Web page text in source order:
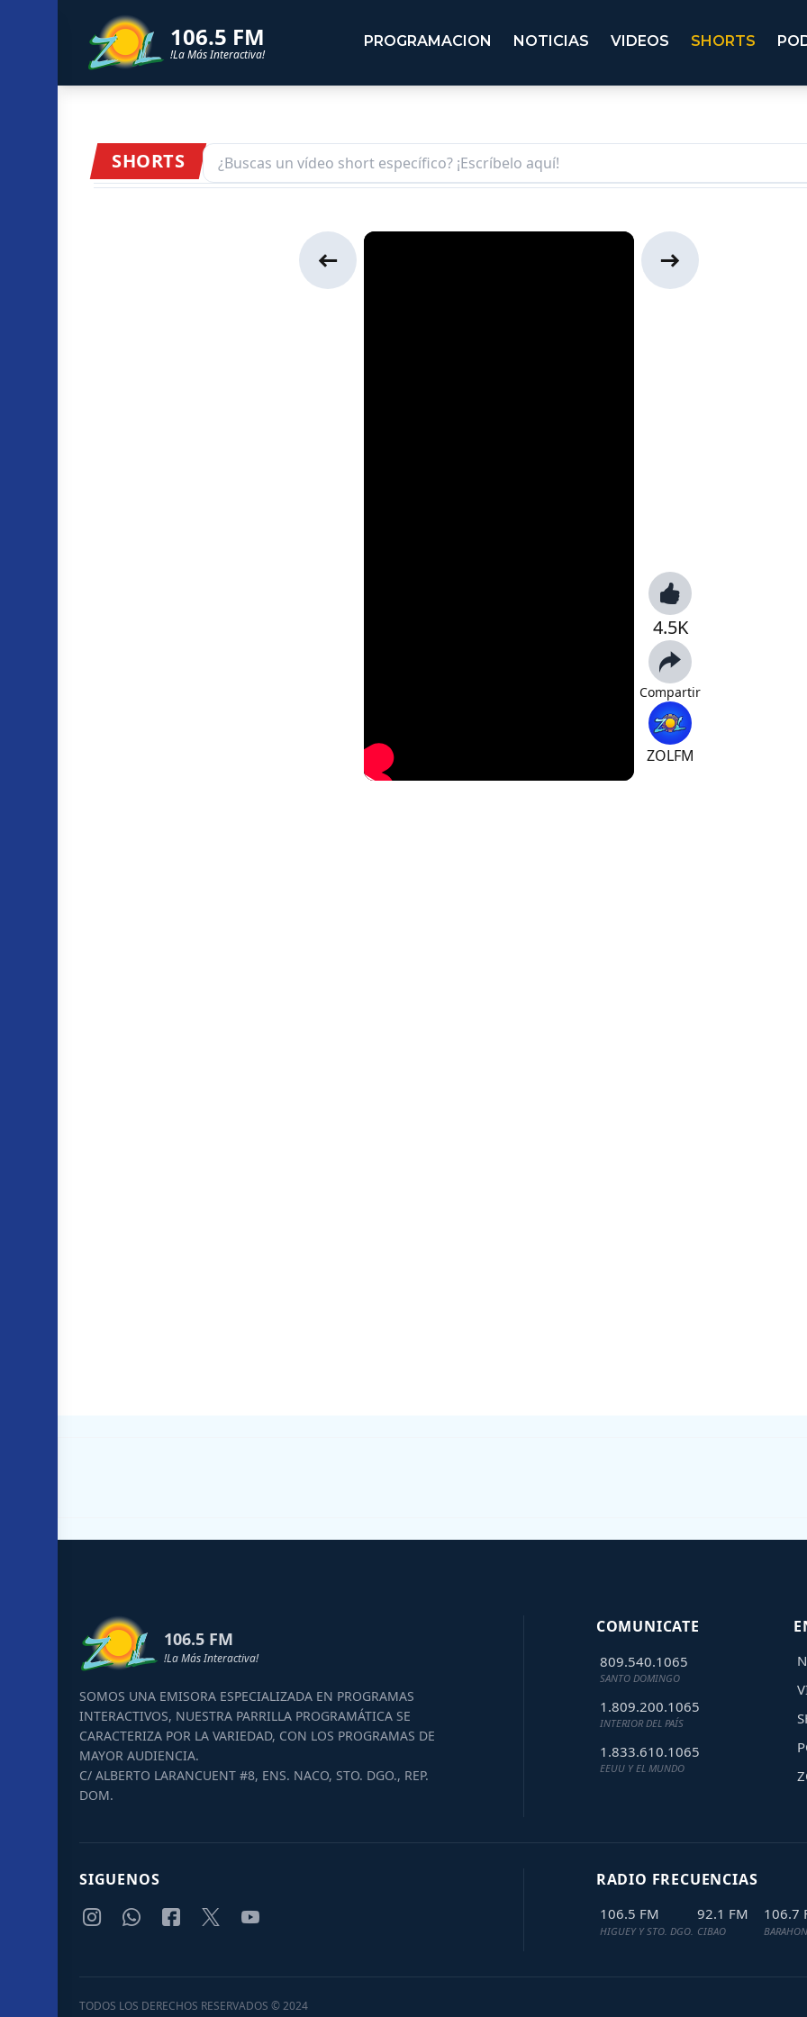
106.5 FM
!La Más Interactiva!
PROGRAMACION NOTICIAS VIDEOS SHORTS
SHORTS
4.5K
Compartir
ZOLFM
106.5 FM
!La Más Interactiva!
SOMOS UNA EMISORA ESPECIALIZADA EN PROGRAMAS
INTERACTIVOS, NUESTRA PARRILLA PROGRAMÁTICA SE
CARACTERIZA POR LA VARIEDAD, CON LOS PROGRAMAS DE
MAYOR AUDIENCIA.
C/ ALBERTO LARANCUENT #8, ENS. NACO, STO. DGO., REP.
DOM.
COMUNICATE
809.540.1065
SANTO DOMINGO
1.809.200.1065
INTERIOR DEL PAÍS
1.833.610.1065
EEUU Y EL MUNDO
SIGUENOS RADIO FRECUENCIAS
106.5 FM
HIGUEY Y STO. DGO.
92.1 FM
CIBAO
106.7
TODOS LOS DERECHOS RESERVADOS © 2024